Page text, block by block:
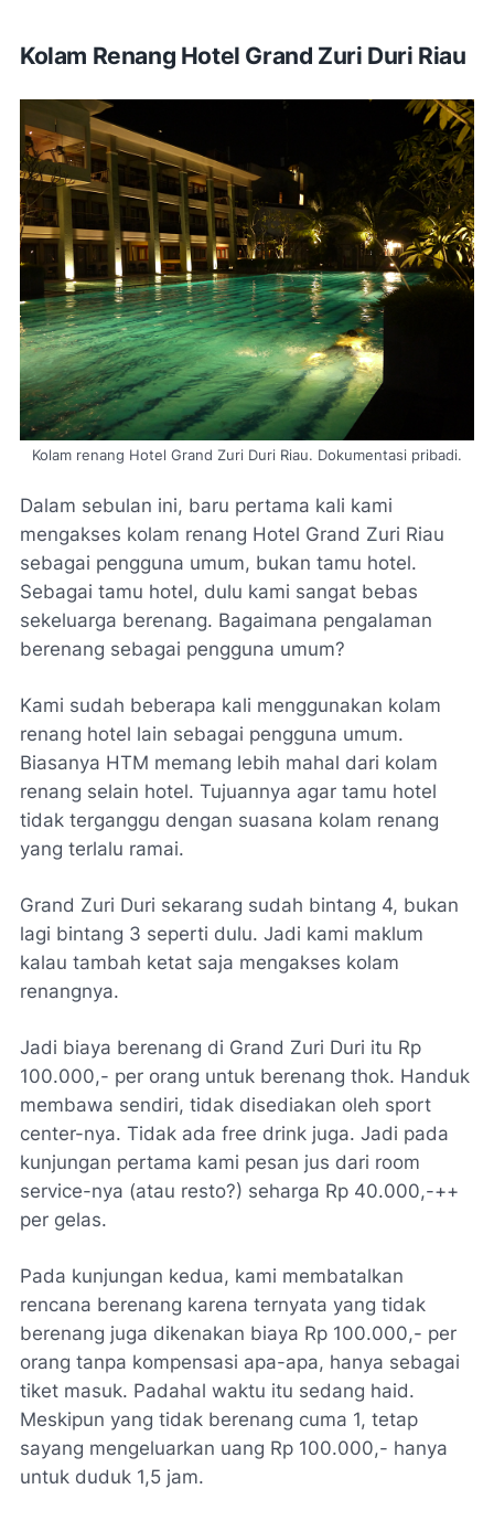
Kolam Renang Hotel Grand Zuri Duri Riau
Kolam renang Hotel Grand Zuri Duri Riau. Dokumentasi pribadi.
Dalam sebulan ini, baru pertama kali kami
mengakses kolam renang Hotel Grand Zuri Riau
sebagai pengguna umum, bukan tamu hotel.
Sebagai tamu hotel, dulu kami sangat bebas
sekeluarga berenang. Bagaimana pengalaman
berenang sebagai pengguna umum?
Kami sudah beberapa kali menggunakan kolam
renang hotel lain sebagai pengguna umum.
Biasanya HTM memang lebih mahal dari kolam
renang selain hotel. Tujuannya agar tamu hotel
tidak terganggu dengan suasana kolam renang
yang terlalu ramai.
Grand Zuri Duri sekarang sudah bintang 4, bukan
lagi bintang 3 seperti dulu. Jadi kami maklum
kalau tambah ketat saja mengakses kolam
renangnya.
Jadi biaya berenang di Grand Zuri Duri itu Rp
100.000,- per orang untuk berenang thok. Handuk
membawa sendiri, tidak disediakan oleh sport
center-nya. Tidak ada free drink juga. Jadi pada
kunjungan pertama kami pesan jus dari room
service-nya (atau resto?) seharga Rp 40.000,-++
per gelas.
Pada kunjungan kedua, kami membatalkan
rencana berenang karena ternyata yang tidak
berenang juga dikenakan biaya Rp 100.000,- per
orang tanpa kompensasi apa-apa, hanya sebagai
tiket masuk. Padahal waktu itu sedang haid.
Meskipun yang tidak berenang cuma 1, tetap
sayang mengeluarkan uang Rp 100.000,- hanya
untuk duduk 1,5 jam.